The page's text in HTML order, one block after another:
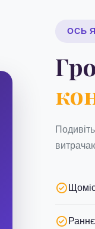
ОСЬ